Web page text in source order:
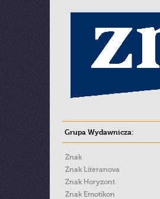
Grupa Wydawnicza:
Znak
Znak Literanova
Znak Horyzont
Znak Emotikon